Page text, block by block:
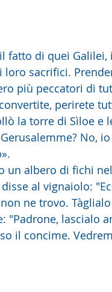
fatto di quei Galilei,
loro sacrifici.
più peccatori di
perirete
la torre di Sìloe e
No,
un albero di fichi
al vignaiolo:
ne trovo.
"Padrone, lascialo
il concime.